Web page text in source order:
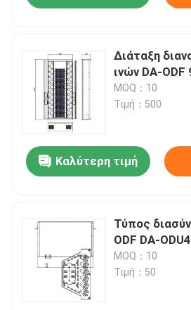
Προϊόντα
Διάταξη
ινών DA-ODF
MOQ：10
Τιμή：500
Καλύτερη τιμή
Τύπος
ODF DA-
MOQ：10
Τιμή：50